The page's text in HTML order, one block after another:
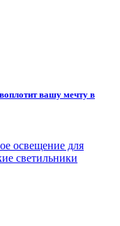
вашу мечту в